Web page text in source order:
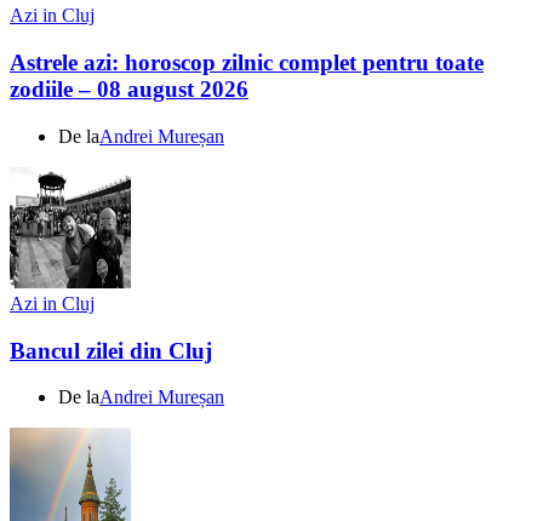
Azi in Cluj
Astrele azi: horoscop zilnic complet pentru toate
zodiile – 08 august 2026
De laAndrei Mureșan
Azi in Cluj
Bancul zilei din Cluj
De laAndrei Mureșan